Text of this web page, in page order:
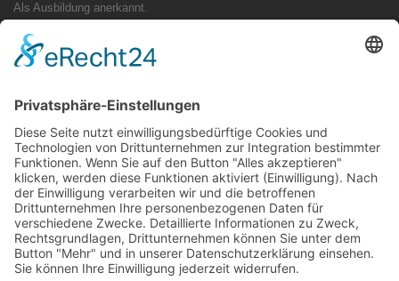
Als Ausbildung anerkannt.
Tradition trifft Design: Ihr Mappenkurs im Studio Zeiler München
Als eine der ältesten Adressen für Mappenvorbereitung in Bayern steht
Zeichnen – wir begleiten Sie persönlich und exklusiv direkt bei uns im
Atelier.
Hinweis für Suchanfragen: Sie finden unser Atelier ausschließlich vor
Ort unter der Adresse: Olgastraße 15, 80636 München. (Oftmals
fälschlich gesucht unter: Studio Sailer, Mappenschule München, Studio
Zeiler Onlinekurs oder Zeichenschule Neuhausen).
Folge uns auf Social-Media